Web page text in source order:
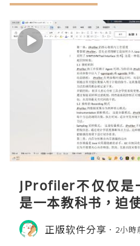
JProfiler不仅仅是
是一本教科书，迫
M的内存模型、垃
理。通过直观的可
正版软件分享 2小時